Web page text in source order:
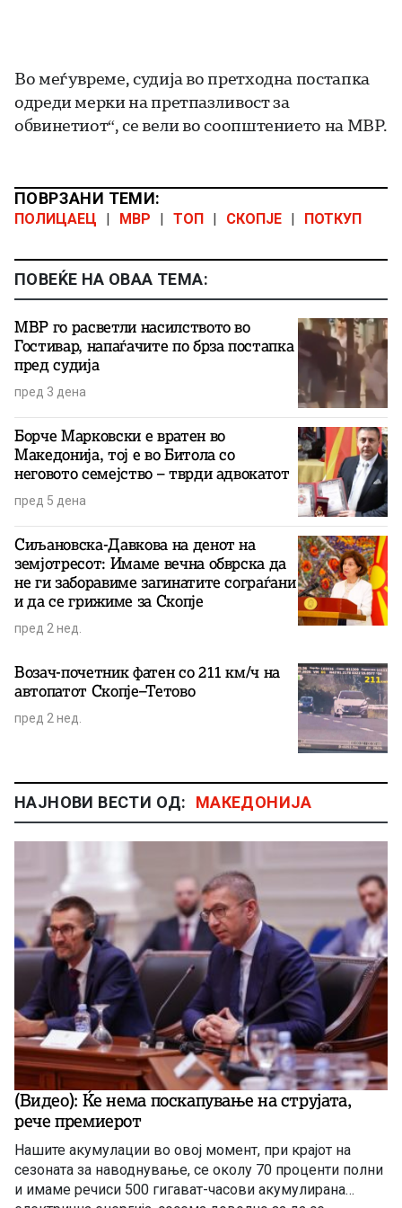
Во меѓувреме, судија во претходна постапка
одреди мерки на претпазливост за
обвинетиот“, се вели во соопштението на МВР.
ПОВРЗАНИ ТЕМИ:
ПОЛИЦАЕЦ | МВР | ТОП | СКОПЈЕ | ПОТКУП
ПОВЕЌЕ НА ОВАА ТЕМА:
МВР го расветли насилството во
Гостивар, напаѓачите по брза постапка
пред судија
пред 3 дена
Борче Марковски е вратен во
Македонија, тој е во Битола со
неговото семејство – тврди адвокатот
пред 5 дена
Сиљановска-Давкова на денот на
земјотресот: Имаме вечна обврска да
не ги заборавиме загинатите сограѓани
и да се грижиме за Скопје
пред 2 нед.
Возач-почетник фатен со 211 км/ч на
автопатот Скопје–Тетово
пред 2 нед.
НАЈНОВИ ВЕСТИ ОД: МАКЕДОНИЈА
(Видео): Ќе нема поскапување на струјата,
рече премиерот
Нашите акумулации во овој момент, при крајот на
сезоната за наводнување, се околу 70 проценти полни
и имаме речиси 500 гигават-часови акумулирана